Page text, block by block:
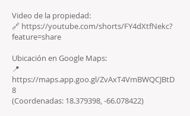
Video de la propiedad:
🔗 https://youtube.com/shorts/FY4dXtfNekc?
feature=share
Ubicación en Google Maps:
📍
https://maps.app.goo.gl/ZvAxT4VmBWQCJBtD
8
(Coordenadas: 18.379398, -66.078422)